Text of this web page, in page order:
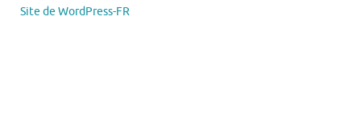
Site de WordPress-FR